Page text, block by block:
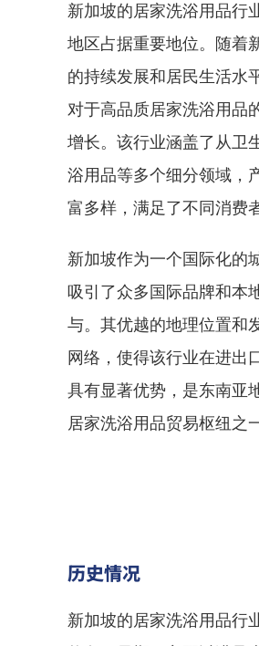
新加坡的居家洗浴用品行
地区占据重要地位。随着
的持续发展和居民生活水
对于高品质居家洗浴用品
增长。该行业涵盖了从卫
浴用品等多个细分领域，
富多样，满足了不同消费
新加坡作为一个国际化的
吸引了众多国际品牌和本
与。其优越的地理位置和
网络，使得该行业在进出
具有显著优势，是东南亚
居家洗浴用品贸易枢纽之
历史情况
新加坡的居家洗浴用品行